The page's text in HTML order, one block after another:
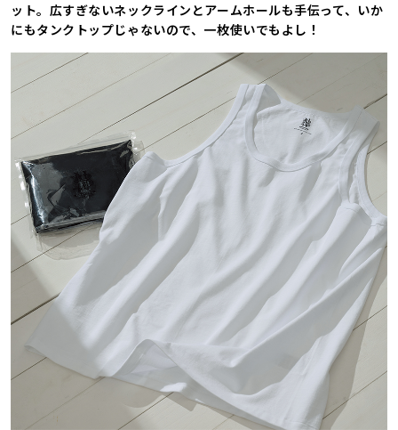
ット。広すぎないネックラインとアームホールも手伝って、いか
にもタンクトップじゃないので、一枚使いでもよし！